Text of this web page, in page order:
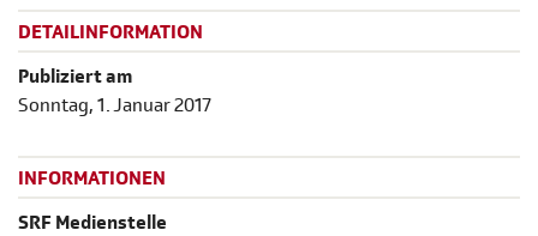
DETAILINFORMATION
Publiziert am
Sonntag, 1. Januar 2017
INFORMATIONEN
SRF Medienstelle